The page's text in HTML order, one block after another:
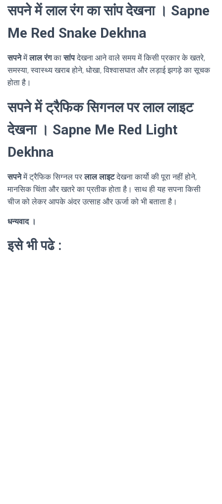
सपने में लाल रंग का सांप देखना । Sapne
Me Red Snake Dekhna
सपनेमेंलाल रंगकासांपदेखना आने वाले समय में किसी प्रकार के खतरे,
समस्या, स्वास्थ्य खराब होने, धोखा, विश्वासघात और लड़ाई झगड़े का सूचक
होता है।
सपने में ट्रैफिक सिगनल पर लाल लाइट
देखना । Sapne Me Red Light
Dekhna
सपनेमें ट्रैफिक सिग्नल परलाल लाइटदेखना कार्यो की पूरा नहीं होने,
मानसिक चिंता और खतरे का प्रतीक होता है। साथ ही यह सपना किसी
चीज को लेकर आपके अंदर उत्साह और ऊर्जा को भी बताता है।
धन्यवाद ।
इसे भी पढे :